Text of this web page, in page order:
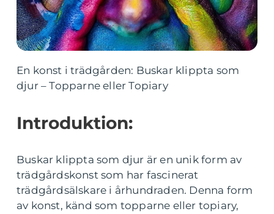
En konst i trädgården: Buskar klippta som
djur – Topparne eller Topiary
Introduktion:
Buskar klippta som djur är en unik form av
trädgårdskonst som har fascinerat
trädgårdsälskare i århundraden. Denna form
av konst, känd som topparne eller topiary,